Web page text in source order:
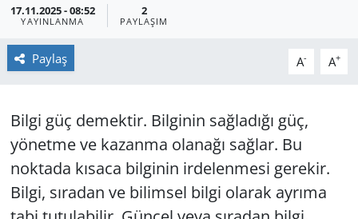
17.11.2025 - 08:52
YAYINLANMA
2
PAYLAŞIM
Paylaş A- A+
Bilgi güç demektir. Bilginin sağladığı güç,
yönetme ve kazanma olanağı sağlar. Bu
noktada kısaca bilginin irdelenmesi gerekir.
Bilgi, sıradan ve bilimsel bilgi olarak ayrıma
EĞİTİM
EKONOMİ
GÜNDEM
HABERDE İNSAN
Tüm Manşetler
Son Dakika Haberleri